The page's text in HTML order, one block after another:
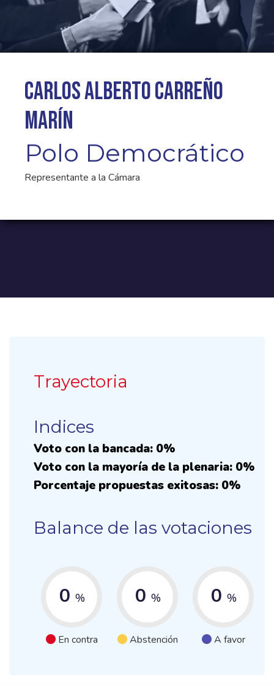
Carlos Alberto Carreño
Marín
Polo Democrático
Representante a la Cámara
Trayectoria
Indices
Voto con la bancada: 0%
Voto con la mayoría de la plenaria: 0%
Porcentaje propuestas exitosas: 0%
Balance de las votaciones
0 %
En contra
0 %
Abstención
0 %
A favor